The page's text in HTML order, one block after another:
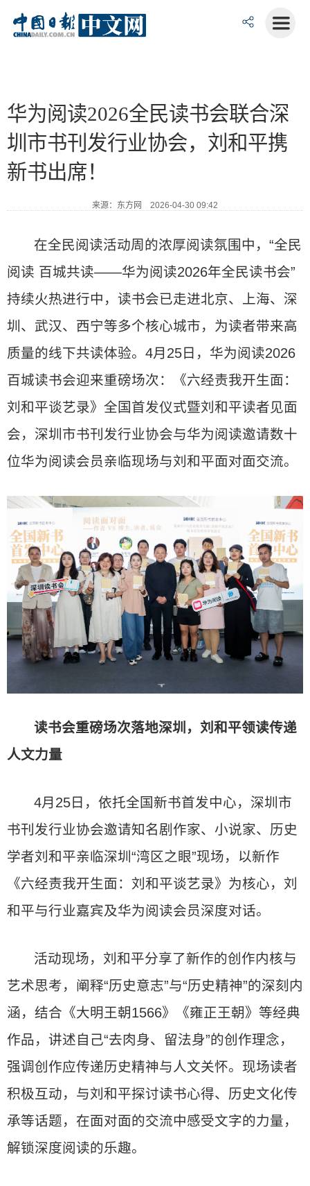
华为阅读2026全民读书会联合深
圳市书刊发行业协会，刘和平携
新书出席！
来源：东方网 2026-04-30 09:42
在全民阅读活动周的浓厚阅读氛围中，“全民
阅读 百城共读——华为阅读2026年全民读书会”
持续火热进行中，读书会已走进北京、上海、深
圳、武汉、西宁等多个核心城市，为读者带来高
质量的线下共读体验。4月25日，华为阅读2026
百城读书会迎来重磅场次：《六经责我开生面：
刘和平谈艺录》全国首发仪式暨刘和平读者见面
会，深圳市书刊发行业协会与华为阅读邀请数十
位华为阅读会员亲临现场与刘和平面对面交流。
读书会重磅场次落地深圳，刘和平领读传递
人文力量
4月25日，依托全国新书首发中心，深圳市
书刊发行业协会邀请知名剧作家、小说家、历史
学者刘和平亲临深圳“湾区之眼”现场，以新作
《六经责我开生面：刘和平谈艺录》为核心，刘
和平与行业嘉宾及华为阅读会员深度对话。
活动现场，刘和平分享了新作的创作内核与
艺术思考，阐释“历史意志”与“历史精神”的深刻内
涵，结合《大明王朝1566》《雍正王朝》等经典
作品，讲述自己“去肉身、留法身”的创作理念，
强调创作应传递历史精神与人文关怀。现场读者
积极互动，与刘和平探讨读书心得、历史文化传
承等话题，在面对面的交流中感受文字的力量，
解锁深度阅读的乐趣。